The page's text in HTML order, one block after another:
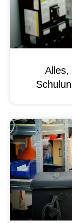
Alles,